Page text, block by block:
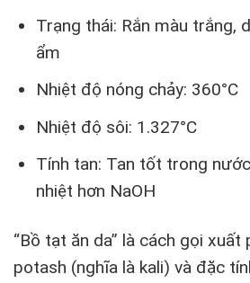
Trạng thái: Rắn màu trắng,
ẩm
Nhiệt độ nóng chảy: 360°C
Nhiệt độ sôi: 1.327°C
Tính tan: Tan tốt trong
nhiệt hơn NaOH
“Bồ tạt ăn da” là cách gọi
potash (nghĩa là kali) và đặc